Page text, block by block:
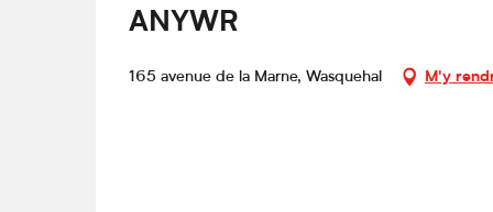
ANYWR
165 avenue de la Marne, Wasquehal M'y